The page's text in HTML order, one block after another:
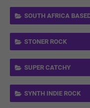
SOUTH AFRICA
STONER ROCK
SUPER CATCHY
SYNTH INDIE ROCK